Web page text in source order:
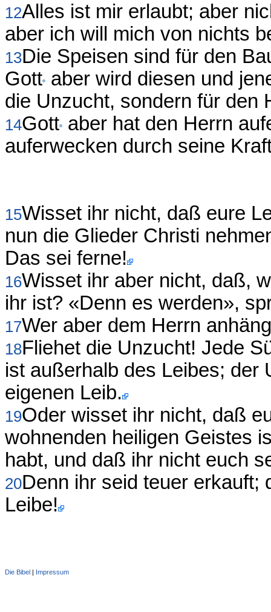
12Alles ist mir erlaubt; aber
aber ich will mich von nichts
13Die Speisen sind für den
Gott aber wird diesen und
die Unzucht, sondern für den
14Gott aber hat den Herrn
auferwecken durch seine
15Wisset ihr nicht, daß eure
nun die Glieder Christi
Das sei ferne!
16Wisset ihr aber nicht, daß,
ihr ist? «Denn es werden»,
17Wer aber dem Herrn
18Fliehet die Unzucht! Jede
ist außerhalb des Leibes; der
eigenen Leib.
19Oder wisset ihr nicht, daß
wohnenden heiligen Geistes
habt, und daß ihr nicht euch
20Denn ihr seid teuer erkauft;
Leibe!
Die Bibel Impressum